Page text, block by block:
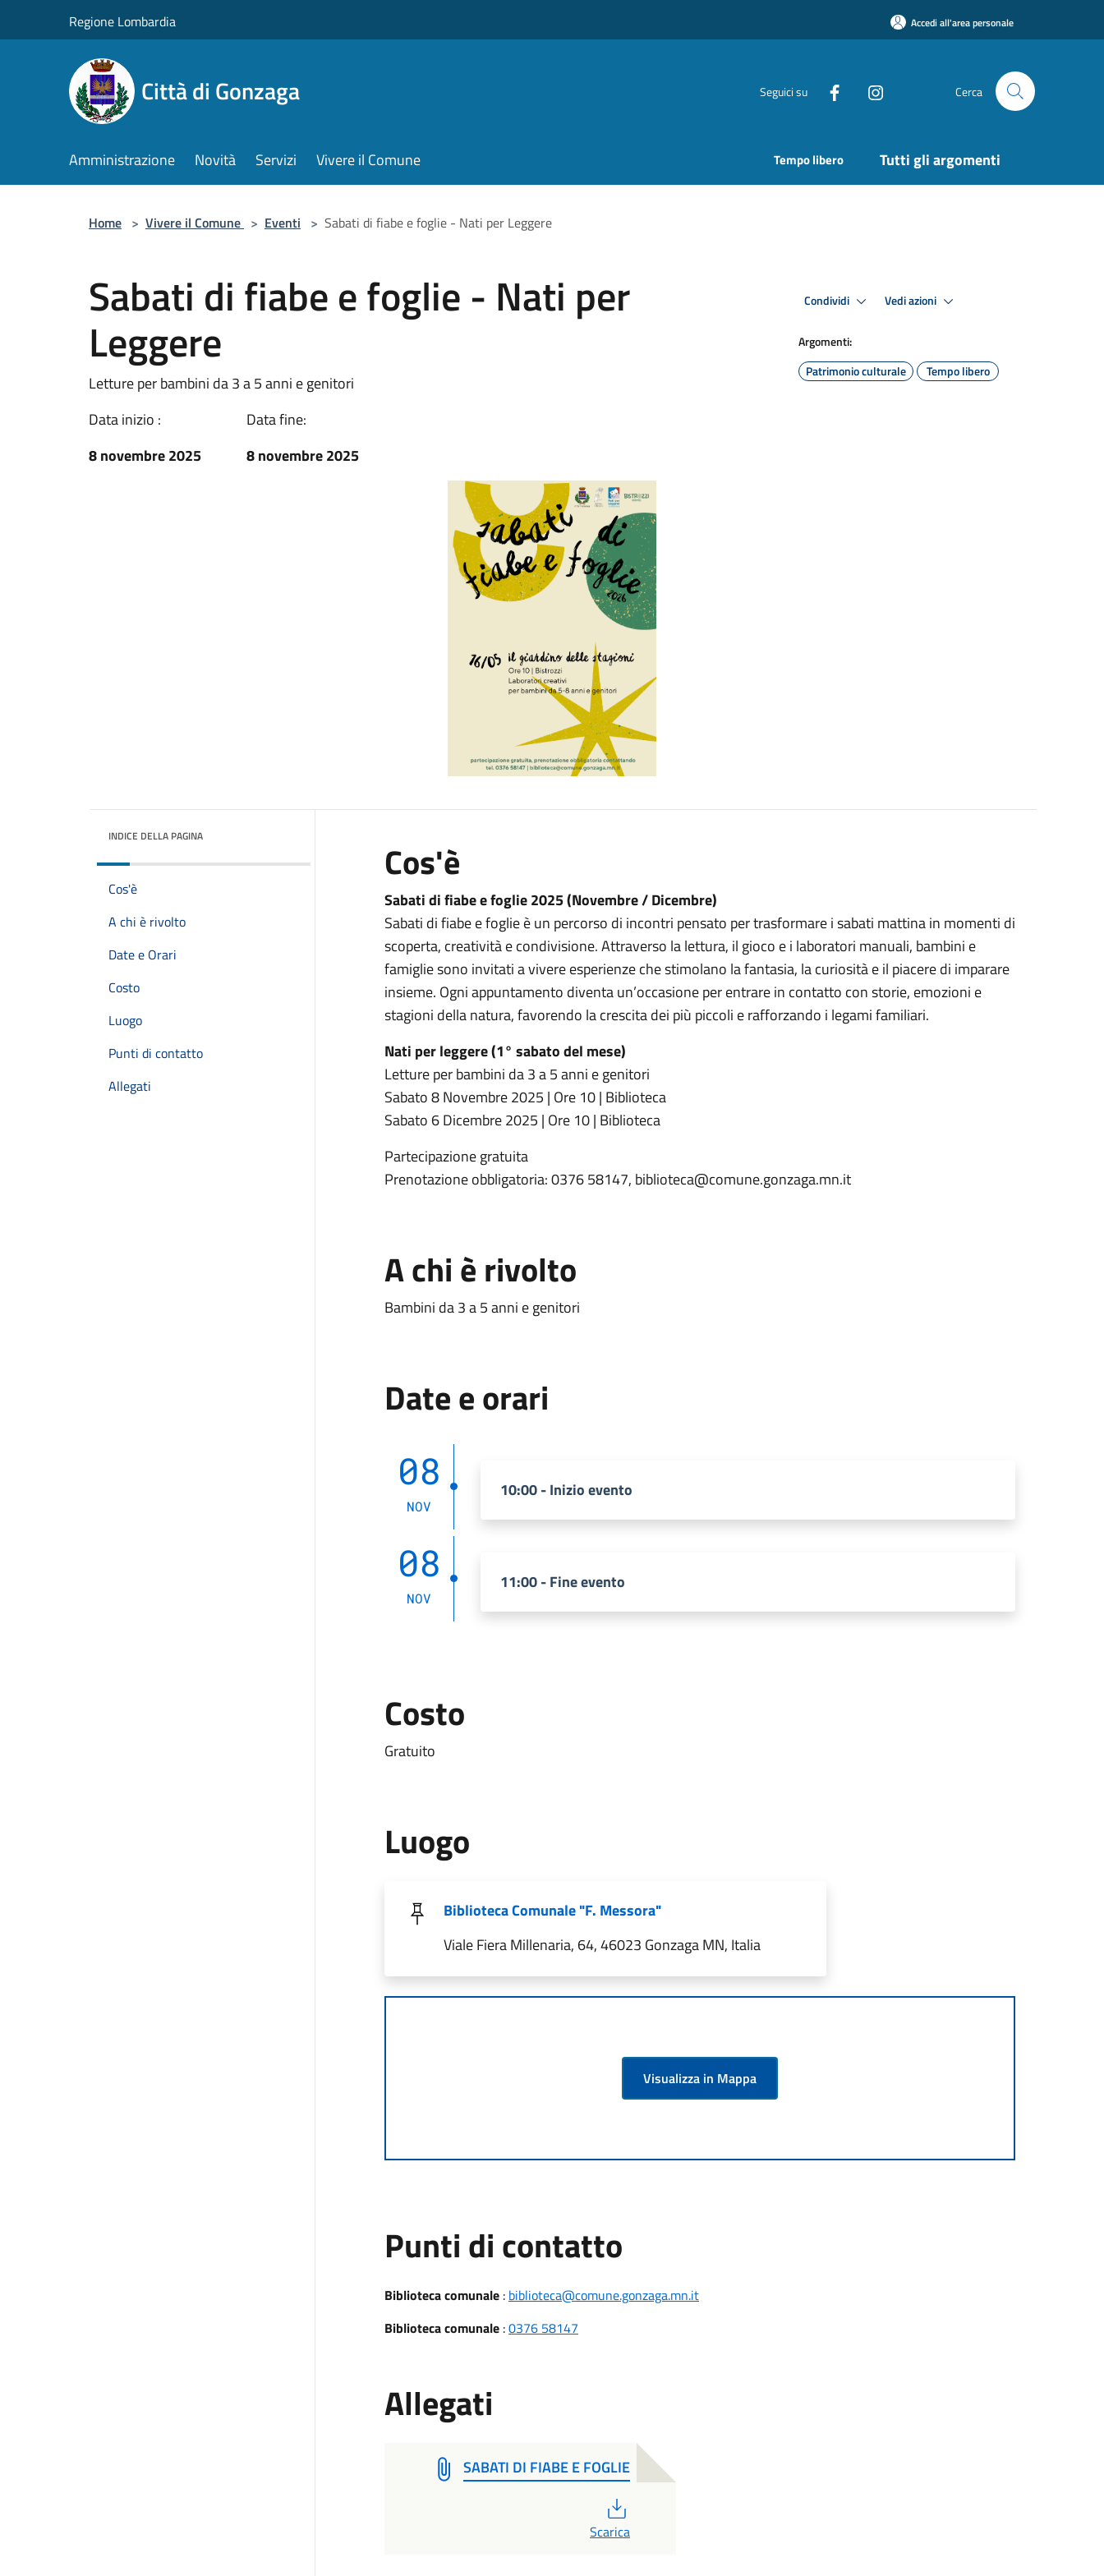
Regione Lombardia Accedi all'area personale
Città di Gonzaga Seguici su Cerca
Amministrazione Novità Servizi Vivere il Comune Tempo libero Tutti gli argomenti
Home > Vivere il Comune > Eventi > Sabati di fiabe e foglie - Nati per Leggere
Sabati di fiabe e foglie - Nati per
Leggere
Letture per bambini da 3 a 5 anni e genitori
Data inizio :
8 novembre 2025
Data fine:
8 novembre 2025
Condividi Vedi azioni
Argomenti:
Patrimonio culturale
Tempo libero
INDICE DELLA PAGINA
Cos'è
A chi è rivolto
Date e Orari
Costo
Luogo
Punti di contatto
Allegati
Cos'è
Sabati di fiabe e foglie 2025 (Novembre / Dicembre)
Sabati di fiabe e foglie è un percorso di incontri pensato per trasformare i sabati mattina in momenti di
scoperta, creatività e condivisione. Attraverso la lettura, il gioco e i laboratori manuali, bambini e
famiglie sono invitati a vivere esperienze che stimolano la fantasia, la curiosità e il piacere di imparare
insieme. Ogni appuntamento diventa un’occasione per entrare in contatto con storie, emozioni e
stagioni della natura, favorendo la crescita dei più piccoli e rafforzando i legami familiari.
Nati per leggere (1° sabato del mese)
Letture per bambini da 3 a 5 anni e genitori
Sabato 8 Novembre 2025 | Ore 10 | Biblioteca
Sabato 6 Dicembre 2025 | Ore 10 | Biblioteca
Partecipazione gratuita
Prenotazione obbligatoria: 0376 58147, biblioteca@comune.gonzaga.mn.it
A chi è rivolto
Bambini da 3 a 5 anni e genitori
Date e orari
08
NOV
10:00 - Inizio evento
08
NOV
11:00 - Fine evento
Costo
Gratuito
Luogo
Biblioteca Comunale "F. Messora"
Viale Fiera Millenaria, 64, 46023 Gonzaga MN, Italia
Visualizza in Mappa
Punti di contatto
Biblioteca comunale: biblioteca@comune.gonzaga.mn.it
Biblioteca comunale:0376 58147
Allegati
SABATI DI FIABE E FOGLIE
Scarica